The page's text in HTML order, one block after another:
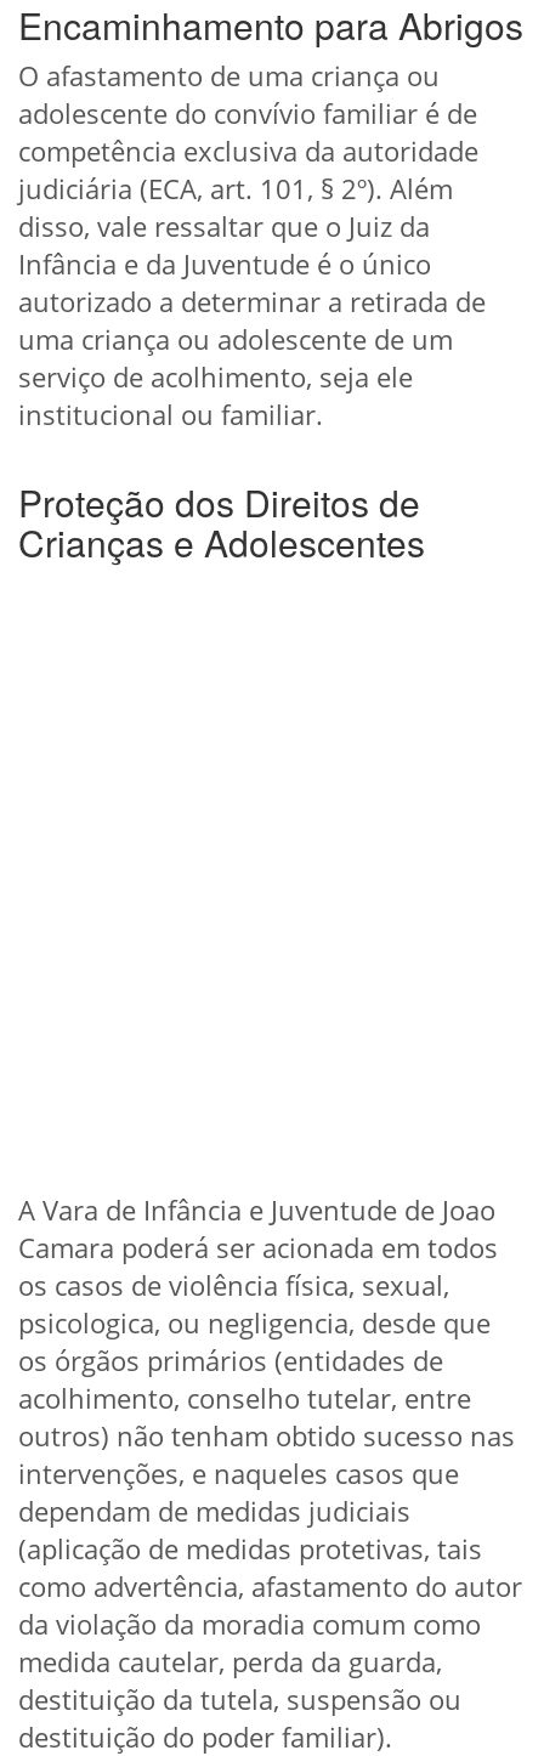
Encaminhamento para Abrigos
O afastamento de uma criança ou
adolescente do convívio familiar é de
competência exclusiva da autoridade
judiciária (ECA, art. 101, § 2º). Além
disso, vale ressaltar que o Juiz da
Infância e da Juventude é o único
autorizado a determinar a retirada de
uma criança ou adolescente de um
serviço de acolhimento, seja ele
institucional ou familiar.
Proteção dos Direitos de
Crianças e Adolescentes
A Vara de Infância e Juventude de Joao
Camara poderá ser acionada em todos
os casos de violência física, sexual,
psicologica, ou negligencia, desde que
os órgãos primários (entidades de
acolhimento, conselho tutelar, entre
outros) não tenham obtido sucesso nas
intervenções, e naqueles casos que
dependam de medidas judiciais
(aplicação de medidas protetivas, tais
como advertência, afastamento do autor
da violação da moradia comum como
medida cautelar, perda da guarda,
destituição da tutela, suspensão ou
destituição do poder familiar).